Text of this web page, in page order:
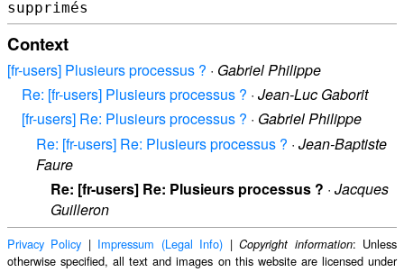
Context
[fr-users] Plusieurs processus ? · Gabriel Philippe
Re: [fr-users] Plusieurs processus ? · Jean-Luc Gaborit
[fr-users] Re: Plusieurs processus ? · Gabriel Philippe
Re: [fr-users] Re: Plusieurs processus ? · Jean-Baptiste
Faure
Re: [fr-users] Re: Plusieurs processus ? · Jacques
Guilleron
Privacy Policy | Impressum (Legal Info) |Copyright information: Unless
otherwise specified, all text and images on this website are licensed under